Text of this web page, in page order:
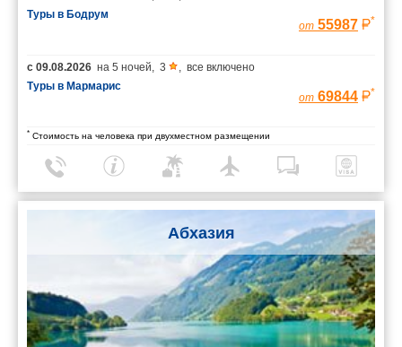
Туры в Бодрум
от 55987 *
с 09.08.2026 на 5 ночей, 3 , все включено
Туры в Мармарис
от 69844 *
* Стоимость на человека при двухместном размещении
Абхазия